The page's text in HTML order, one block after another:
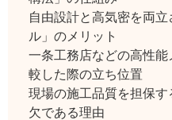
自由設計と高気密を両
ル」のメリット
一条工務店などの高性
較した際の立ち位置
現場の施工品質を担保
欠である理由